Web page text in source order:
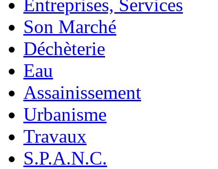
Entreprises, Services
Son Marché
Déchèterie
Eau
Assainissement
Urbanisme
Travaux
S.P.A.N.C.